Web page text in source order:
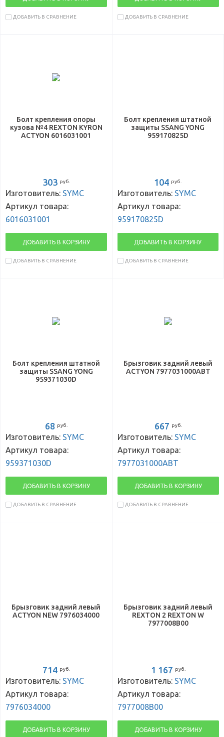
ДОБАВИТЬ В СРАВНЕНИЕ ДОБАВИТЬ В СРАВНЕНИЕ
Болт крепления опоры
кузова №4 REXTON KYRON
ACTYON 6016031001
303 руб.
Изготовитель: SYMC
Артикул товара:
6016031001
ДОБАВИТЬ В КОРЗИНУ
ДОБАВИТЬ В СРАВНЕНИЕ
Болт крепления штатной
защиты SSANG YONG
959170825D
104 руб.
Изготовитель: SYMC
Артикул товара:
959170825D
ДОБАВИТЬ В КОРЗИНУ
ДОБАВИТЬ В СРАВНЕНИЕ
Болт крепления штатной
защиты SSANG YONG
959371030D
68 руб.
Изготовитель: SYMC
Артикул товара:
959371030D
ДОБАВИТЬ В КОРЗИНУ
ДОБАВИТЬ В СРАВНЕНИЕ
Брызговик задний левый
ACTYON 7977031000ABT
667 руб.
Изготовитель: SYMC
Артикул товара:
7977031000ABT
ДОБАВИТЬ В КОРЗИНУ
ДОБАВИТЬ В СРАВНЕНИЕ
Брызговик задний левый
ACTYON NEW 7976034000
714 руб.
Изготовитель: SYMC
Артикул товара:
7976034000
ДОБАВИТЬ В КОРЗИНУ
Брызговик задний левый
REXTON 2 REXTON W
7977008B00
1 167 руб.
Изготовитель: SYMC
Артикул товара:
7977008B00
ДОБАВИТЬ В КОРЗИНУ